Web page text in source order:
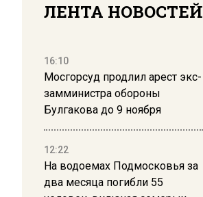
ЛЕНТА НОВОСТЕЙ
16:10
Мосгорсуд продлил арест экс-
замминистра обороны
Булгакова до 9 ноября
12:22
На водоемах Подмосковья за
два месяца погибли 55